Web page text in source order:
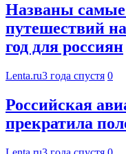
Названы
путешествий
год для россиян
Lenta.ru3 года спустя 0
Российская
прекратила